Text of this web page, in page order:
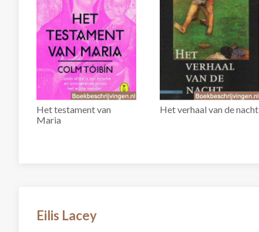
Het testament van
Maria
Het verhaal van de nacht
Eilis Lacey